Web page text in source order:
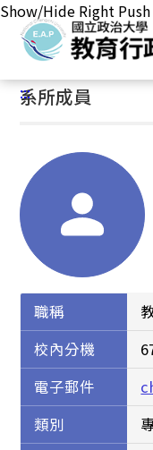
Show/Hide Right
首頁/本所簡介/系
:::
系所成員
職稱
校內分機
電子郵件
類別